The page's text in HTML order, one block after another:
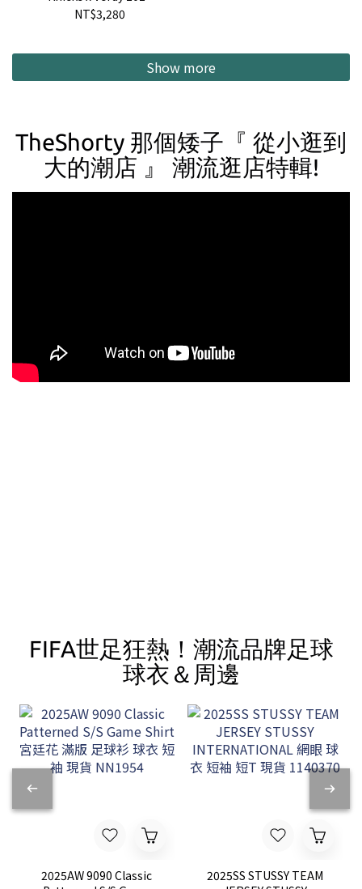
NBA Championship T-
NT$3,280
Show more
TheShorty 那個矮子『 從小逛到
大的潮店 』 潮流逛店特輯!
FIFA世足狂熱！潮流品牌足球
球衣＆周邊
2025AW 9090 Classic
2025SS STUSSY TEAM